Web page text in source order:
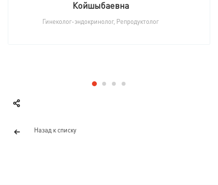
Койшыбаевна
Гинеколог-эндокринолог, Репродуктолог
Назад к списку